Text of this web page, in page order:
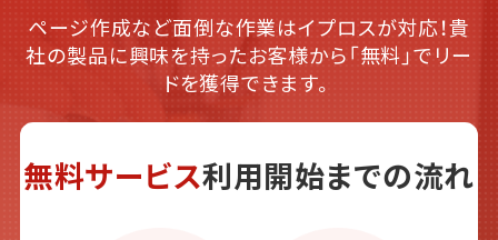
ページ作成など面倒な作業はイプロスが対応！貴
社の製品に興味を持ったお客様から「無料」でリー
ドを獲得できます。
無料サービス利用開始までの流れ